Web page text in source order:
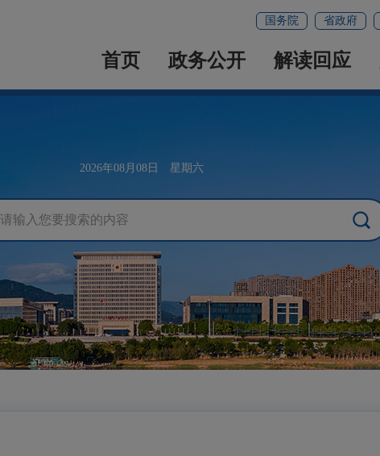
国务院 省政府
首页 政务公开 解读回应
2026年08月08日 星期六